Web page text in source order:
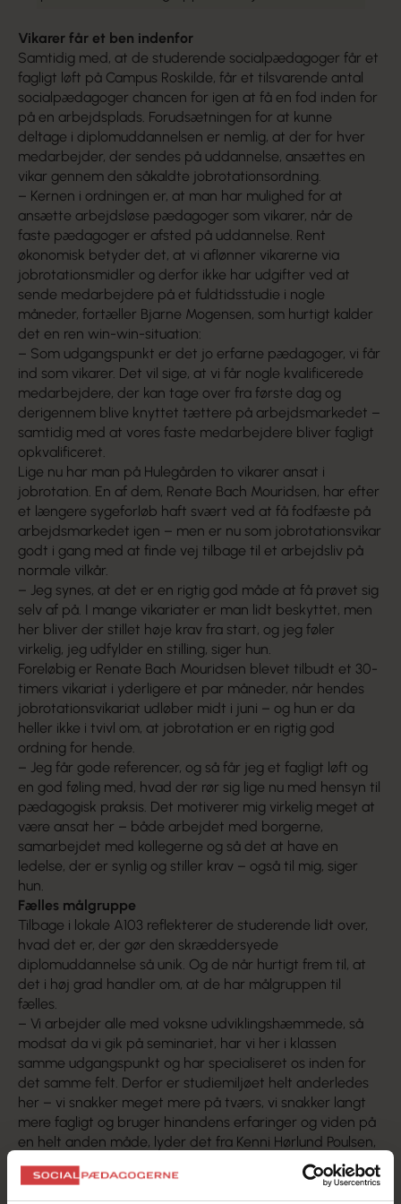
Vikarer får et ben indenfor
Samtidig med, at de studerende socialpædagoger får et
fagligt løft på Campus Roskilde, får et tilsvarende antal
socialpædagoger chancen for igen at få en fod inden for
på en arbejdsplads. Forudsætningen for at kunne
deltage i diplomuddannelsen er nemlig, at der for hver
medarbejder, der sendes på uddannelse, ansættes en
vikar gennem den såkaldte jobrotationsordning.
– Kernen i ordningen er, at man har mulighed for at
ansætte arbejdsløse pædagoger som vikarer, når de
faste pædagoger er afsted på uddannelse. Rent
økonomisk betyder det, at vi aflønner vikarerne via
jobrotationsmidler og derfor ikke har udgifter ved at
sende medarbejdere på et fuldtidsstudie i nogle
måneder, fortæller Bjarne Mogensen, som hurtigt kalder
det en ren win-win-situation:
– Som udgangspunkt er det jo erfarne pædagoger, vi får
ind som vikarer. Det vil sige, at vi får nogle kvalificerede
medarbejdere, der kan tage over fra første dag og
derigennem blive knyttet tættere på arbejdsmarkedet –
samtidig med at vores faste medarbejdere bliver fagligt
opkvalificeret.
Lige nu har man på Hulegården to vikarer ansat i
jobrotation. En af dem, Renate Bach Mouridsen, har efter
et længere sygeforløb haft svært ved at få fodfæste på
arbejdsmarkedet igen – men er nu som jobrotationsvikar
godt i gang med at finde vej tilbage til et arbejdsliv på
normale vilkår.
– Jeg synes, at det er en rigtig god måde at få prøvet sig
selv af på. I mange vikariater er man lidt beskyttet, men
her bliver der stillet høje krav fra start, og jeg føler
virkelig, jeg udfylder en stilling, siger hun.
Foreløbig er Renate Bach Mouridsen blevet tilbudt et 30-
timers vikariat i yderligere et par måneder, når hendes
jobrotationsvikariat udløber midt i juni – og hun er da
heller ikke i tvivl om, at jobrotation er en rigtig god
ordning for hende.
– Jeg får gode referencer, og så får jeg et fagligt løft og
en god føling med, hvad der rør sig lige nu med hensyn til
pædagogisk praksis. Det motiverer mig virkelig meget at
være ansat her – både arbejdet med borgerne,
samarbejdet med kollegerne og så det at have en
ledelse, der er synlig og stiller krav – også til mig, siger
hun.
Fælles målgruppe
Tilbage i lokale A103 reflekterer de studerende lidt over,
hvad det er, der gør den skræddersyede
diplomuddannelse så unik. Og de når hurtigt frem til, at
det i høj grad handler om, at de har målgruppen til
fælles.
– Vi arbejder alle med voksne udviklingshæmmede, så
modsat da vi gik på seminariet, har vi her i klassen
samme udgangspunkt og har specialiseret os inden for
det samme felt. Derfor er studiemiljøet helt anderledes
her – vi snakker meget mere på tværs, vi snakker langt
mere fagligt og bruger hinandens erfaringer og viden på
en helt anden måde, lyder det fra Kenni Hørlund Poulsen,
der til daglig arbejder på Hulegården.
Samtidig spiller det også ind, at de fleste arbejdspladser